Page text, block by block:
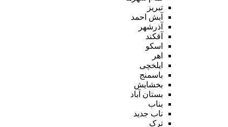
تبریز
آبش احمد
آذرشهر
آقکند
اسکو
اهر
ایلخچی
باسمنج
بخشایش
بستان آباد
بناب
ناب جدید
ترک